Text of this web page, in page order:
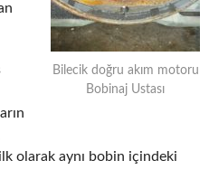
Bilecik doğru akım motoru
Bobinaj Ustası
olarak aynı bobin içindeki